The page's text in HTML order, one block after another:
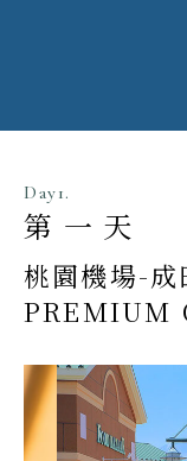
Day1.
第一天
桃園機場-
PREMIUM